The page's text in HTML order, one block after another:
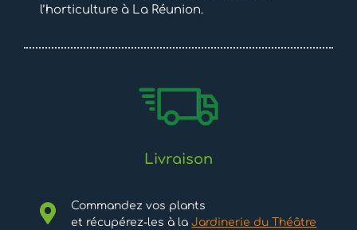
l’horticulture à La Réunion.
Livraison
Commandez vos plants
et récupérez-les à laJardinerie du Théâtre